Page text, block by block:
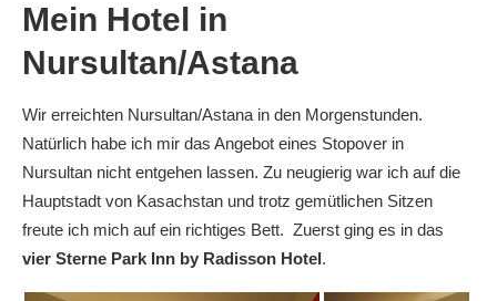
Mein Hotel in
Nursultan/Astana
Wir erreichten Nursultan/Astana in den Morgenstunden.
Natürlich habe ich mir das Angebot eines Stopover in
Nursultan nicht entgehen lassen. Zu neugierig war ich auf die
Hauptstadt von Kasachstan und trotz gemütlichen Sitzen
freute ich mich auf ein richtiges Bett. Zuerst ging es in das
vier Sterne Park Inn by Radisson Hotel.